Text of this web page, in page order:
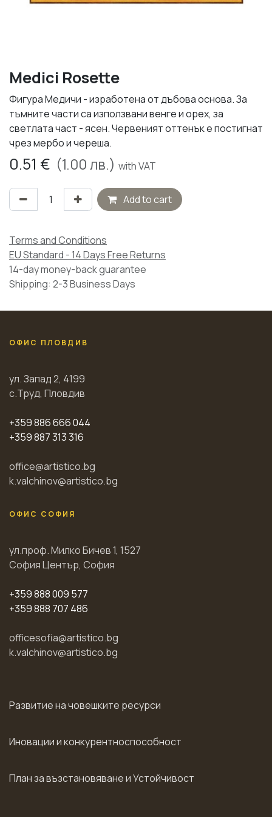
Medici Rosette
Фигура Медичи - изработена от дъбова основа. За
тъмните части са използвани венге и орех, за
светлата част - ясен. Червеният оттенък е постигнат
чрез мербо и череша.
0.51 € (1.00лв.) with VAT
Add to cart
Terms and Conditions
EU Standard - 14 Days Free Returns
14-day money-back guarantee
Shipping: 2-3 Business Days
ОФИС ПЛОВДИВ
ул. Запад 2, 4199
с.Труд, Пловдив
+359 886 666 044
+359 887 313 316
office@artistico.bg
k.valchinov@artistico.bg
ОФИС СОФИЯ
ул.проф. Милко Бичев 1, 1527
София Център, София
+359 888 009 577
+359 888 707 486
officesofia@artistico.bg
k.valchinov@artistico.bg
Развитие на човешките ресурси
Иновации и конкурентноспособност
План за възстановяване и Устойчивост